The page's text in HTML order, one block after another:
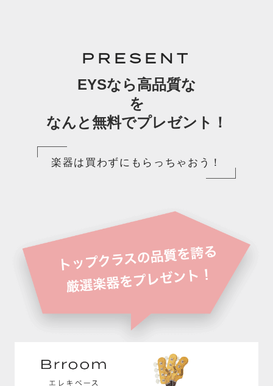
PRESENT
EYSなら高品質な
を
なんと無料でプレゼント！
楽器は買わずにもらっちゃおう！